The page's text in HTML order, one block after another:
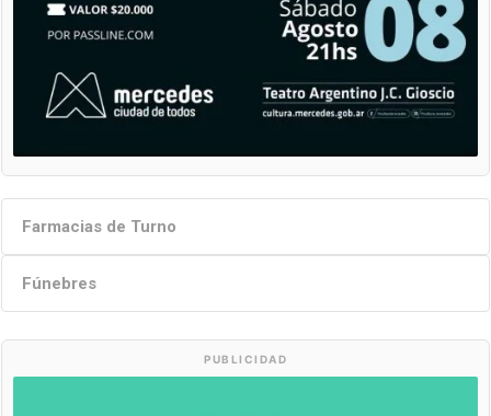
Farmacias de Turno
Fúnebres
PUBLICIDAD